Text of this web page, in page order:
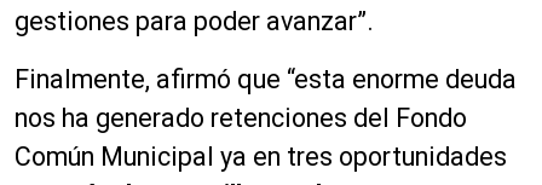
gestiones para poder avanzar”.
Finalmente, afirmó que “esta enorme deuda
nos ha generado retenciones del Fondo
Común Municipal ya en tres oportunidades